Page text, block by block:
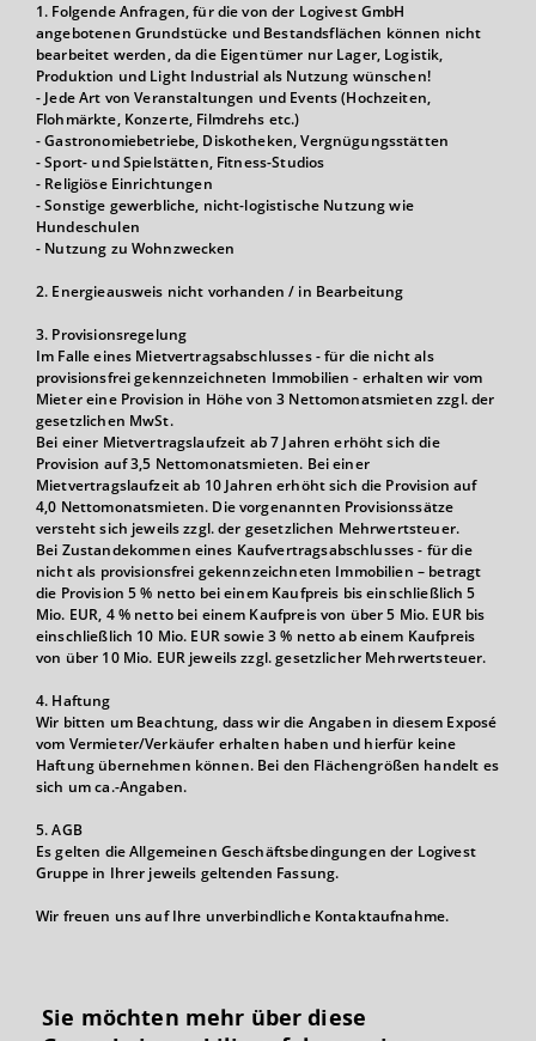
1. Folgende Anfragen, für die von der Logivest GmbH
angebotenen Grundstücke und Bestandsflächen können nicht
bearbeitet werden, da die Eigentümer nur Lager, Logistik,
Produktion und Light Industrial als Nutzung wünschen!
- Jede Art von Veranstaltungen und Events (Hochzeiten,
Flohmärkte, Konzerte, Filmdrehs etc.)
- Gastronomiebetriebe, Diskotheken, Vergnügungsstätten
- Sport- und Spielstätten, Fitness-Studios
- Religiöse Einrichtungen
- Sonstige gewerbliche, nicht-logistische Nutzung wie
Hundeschulen
- Nutzung zu Wohnzwecken
2. Energieausweis nicht vorhanden / in Bearbeitung
3. Provisionsregelung
Im Falle eines Mietvertragsabschlusses - für die nicht als
provisionsfrei gekennzeichneten Immobilien - erhalten wir vom
Mieter eine Provision in Höhe von 3 Nettomonatsmieten zzgl. der
gesetzlichen MwSt.
Bei einer Mietvertragslaufzeit ab 7 Jahren erhöht sich die
Provision auf 3,5 Nettomonatsmieten. Bei einer
Mietvertragslaufzeit ab 10 Jahren erhöht sich die Provision auf
4,0 Nettomonatsmieten. Die vorgenannten Provisionssätze
versteht sich jeweils zzgl. der gesetzlichen Mehrwertsteuer.
Bei Zustandekommen eines Kaufvertragsabschlusses - für die
nicht als provisionsfrei gekennzeichneten Immobilien – betragt
die Provision 5 % netto bei einem Kaufpreis bis einschließlich 5
Mio. EUR, 4 % netto bei einem Kaufpreis von über 5 Mio. EUR bis
einschließlich 10 Mio. EUR sowie 3 % netto ab einem Kaufpreis
von über 10 Mio. EUR jeweils zzgl. gesetzlicher Mehrwertsteuer.
4. Haftung
Wir bitten um Beachtung, dass wir die Angaben in diesem Exposé
vom Vermieter/Verkäufer erhalten haben und hierfür keine
Haftung übernehmen können. Bei den Flächengrößen handelt es
sich um ca.-Angaben.
5. AGB
Es gelten die Allgemeinen Geschäftsbedingungen der Logivest
Gruppe in Ihrer jeweils geltenden Fassung.
Wir freuen uns auf Ihre unverbindliche Kontaktaufnahme.
Sie möchten mehr über diese